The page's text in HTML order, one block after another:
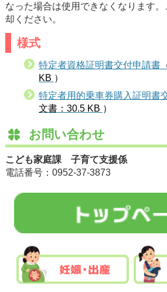
なった場合は使用できなくなります
却ください。
様式
特定者資格証明書交付申請書
KB ）
特定者用的乗車券購入証明書
文書：30.5 KB ）
お問い合わせ
こども家庭課 子育て支援係
電話番号：0952-37-3873